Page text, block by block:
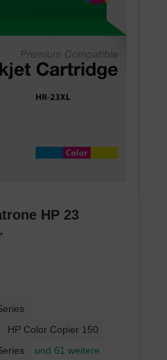
HP 23
HP Color Copier 150
und 61 weitere